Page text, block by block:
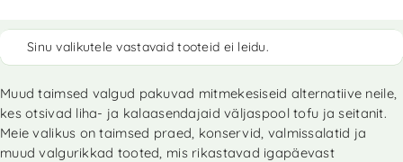
Sinu valikutele vastavaid tooteid ei leidu.
Muud taimsed valgud pakuvad mitmekesiseid alternatiive neile,
kes otsivad liha- ja kalaasendajaid väljaspool tofu ja seitanit.
Meie valikus on taimsed praed, konservid, valmissalatid ja
muud valgurikkad tooted, mis rikastavad igapäevast